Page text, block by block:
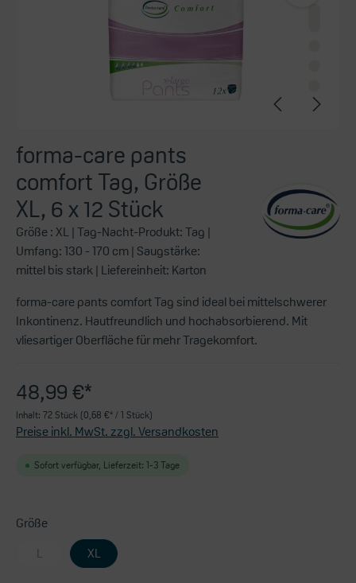
forma-care pants
comfort Tag, Größe
XL, 6 x 12 Stück
Größe :XL| Tag-Nacht-Produkt:Tag |
Umfang:130 - 170 cm | Saugstärke:
mittel bis stark| Liefereinheit: Karton
forma-care pants comfort Tag sind ideal bei mittelschwerer
Inkontinenz. Hautfreundlich und hochabsorbierend. Mit
vliesartiger Oberfläche für mehr Tragekomfort.
48,99 €*
Inhalt: 72 Stück (0,68 €* / 1 Stück)
Preise inkl. MwSt. zzgl. Versandkosten
Sofort verfügbar, Lieferzeit: 1-3 Tage
Größe
L
XL